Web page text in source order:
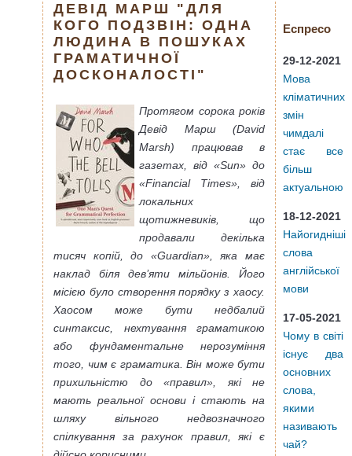
ДЕВІД МАРШ "ДЛЯ
КОГО ПОДЗВІН: ОДНА
ЛЮДИНА В ПОШУКАХ
ГРАМАТИЧНОЇ
ДОСКОНАЛОСТІ"
Протягом сорока років
Девід Марш (David
Marsh) працював в
газетах, від «Sun» до
«Financial Times», від
локальних
щотижневиків, що
продавали декілька
тисяч копій, до «Guardian», яка має
наклад біля дев’яти мільйонів. Його
місією було створення порядку з хаосу.
Хаосом може бути недбалий
синтаксис, нехтування граматикою
або фундаментальне нерозуміння
того, чим є граматика. Він може бути
прихильністю до «правил», які не
мають реальної основи і стають на
шляху вільного недвозначного
спілкування за рахунок правил, які є
Еспресо
29-12-2021
Мова
кліматичних
змін
чимдалі
стає все
більш
актуальною
18-12-2021
Найогидніші
слова
англійської
мови
17-05-2021
Чому в світі
існує два
основних
слова,
якими
називають
чай?